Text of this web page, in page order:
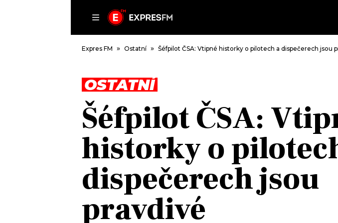
DOMŮ
ČLÁNKY
HUDBA
ROZHOVORY
#NEBUDUDOMA
KALENDÁŘ
KVÍZY
TRENDY
KULTURA
MIX
OSTATNÍ
PODCASTY
Expres FM Ostatní Šéfpilot ČSA: Vtipné historky o pilotech a dispečerech jsou
OSTATNÍ
Šéfpilot ČSA:
historky o
dispečerech jsou
pravdivé